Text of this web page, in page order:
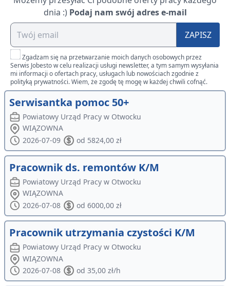
dnia :) Podaj nam swój adres e-mail
ZAPISZ
Zgadzam się na przetwarzanie moich danych osobowych przez
Serwis Jobesto w celu realizacji usługi newsletter, a tym samym wysyłania
mi informacji o ofertach pracy, usługach lub nowościach zgodnie z
polityką prywatności. Wiem, że zgodę tę mogę w każdej chwili cofnąć.
Serwisantka pomoc 50+
Powiatowy Urząd Pracy w Otwocku
WIĄZOWNA
2026-07-09
od 5824,00 zł
Pracownik ds. remontów K/M
Powiatowy Urząd Pracy w Otwocku
WIĄZOWNA
2026-07-08
od 6000,00 zł
Pracownik utrzymania czystości K/M
Powiatowy Urząd Pracy w Otwocku
WIĄZOWNA
2026-07-08
od 35,00 zł/h